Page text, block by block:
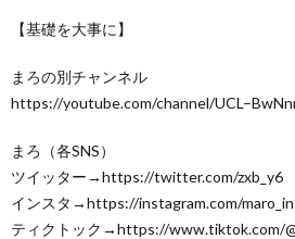
【基礎を大事に】
まろの別チャンネル
https://youtube.com/channel/
まろ（各SNS）
ツイッター→https://twitter.com/zxb_y6
インスタ→https://instagram.com/
ティクトック→https://www.tiktok.com/